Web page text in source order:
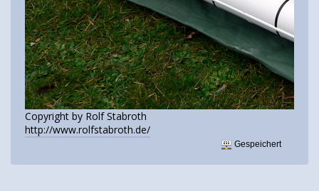
Copyright by Rolf Stabroth
http://www.rolfstabroth.de/
Gespeichert